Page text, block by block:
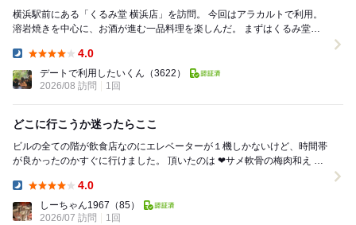
横浜駅前にある「くるみ堂 横浜店」を訪問。 今回はアラカルトで利用。
溶岩焼きを中心に、お酒が進む一品料理を楽しんだ。 まずはくるみ堂サ
4.0
デートで利用したいくん （3622）
2026/08 訪問
1回
どこに行こうか迷ったらここ
ビルの全ての階が飲食店なのにエレベーターが１機しかないけど、時間帯
が良かったのかすぐに行けました。 頂いたのは ❤︎サメ軟骨の梅肉和え ❤︎
4.0
しーちゃん1967 （85）
2026/07 訪問
1回